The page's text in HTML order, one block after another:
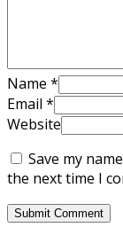
Name *
Email *
Website
Save my
the next time I